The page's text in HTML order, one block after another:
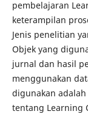
pembelajaran
keterampilan
Jenis penelitian
Objek yang
jurnal dan hasil
menggunakan
digunakan
tentang Learning